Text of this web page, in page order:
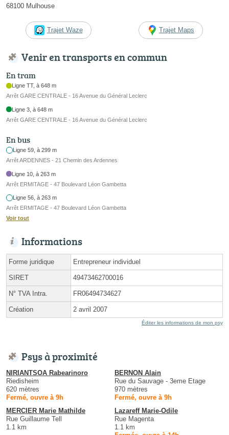
68100 Mulhouse
Trajet Waze Trajet Maps
Venir en transports en commun
En tram
Ligne TT, à 648 m
Arrêt GARE CENTRALE - 16 Avenue du Général Leclerc
Ligne 3, à 648 m
Arrêt GARE CENTRALE - 16 Avenue du Général Leclerc
En bus
Ligne 59, à 299 m
Arrêt ARDENNES - 21 Chemin des Ardennes
Ligne 10, à 263 m
Arrêt ERMITAGE - 47 Boulevard Léon Gambetta
Ligne 56, à 263 m
Arrêt ERMITAGE - 47 Boulevard Léon Gambetta
Voir tout
Informations
Forme juridique Entrepreneur individuel
SIRET 49473462700016
N° TVA Intra. FR06494734627
Création 2 avril 2007
Éditer les informations de mon psy
Psys à proximité
NIRIANTSOA Rabearinoro
Riedisheim
620 mètres
Fermé, ouvre à 9h
BERNON Alain
Rue du Sauvage - 3eme Etage
970 mètres
Fermé, ouvre à 9h
MERCIER Marie Mathilde
Rue Guillaume Tell
1.1 km
Lazareff Marie-Odile
Rue Magenta
1.1 km